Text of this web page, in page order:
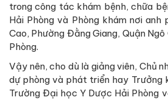
trong công tác khám bệnh, chữa
Hải Phòng và Phòng khám nơi
Cao, Phường Đằng Giang, Quận
Phòng.
Vậy nên, cho dù là giảng viên, Chủ
dự phòng và phát triển hay Trưởng
Trường Đại học Y Dược Hải Phòng